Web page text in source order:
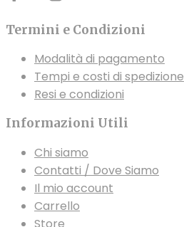
Termini e Condizioni
Modalità di pagamento
Tempi e costi di spedizione
Resi e condizioni
Informazioni Utili
Chi siamo
Contatti / Dove Siamo
Il mio account
Carrello
Store